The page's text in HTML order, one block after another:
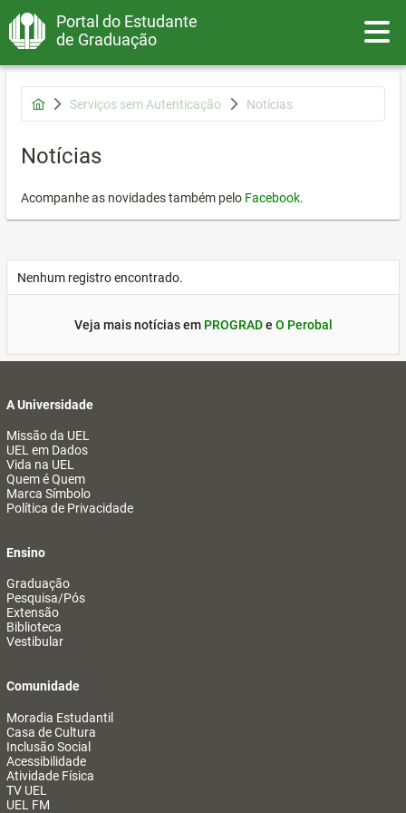
Portal do Estudante
de Graduação
Serviços sem Autenticação Notícias
Notícias
Acompanhe as novidades também pelo Facebook.
Nenhum registro encontrado.
Veja mais notícias em PROGRADe O Perobal
A Universidade
Missão da UEL
UEL em Dados
Vida na UEL
Quem é Quem
Marca Símbolo
Política de Privacidade
Ensino
Graduação
Pesquisa/Pós
Extensão
Biblioteca
Vestibular
Comunidade
Moradia Estudantil
Casa de Cultura
Inclusão Social
Acessibilidade
Atividade Física
TV UEL
UEL FM